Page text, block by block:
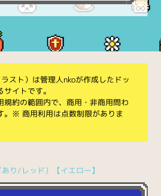
スト）は管理人nkoが作成したドッ
イトです。
規約の範囲内で、商用・非商用問わ
。※ 商用利用は点数制限がありま
り/レッド）【イエロー】